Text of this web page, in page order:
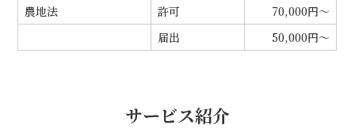
農地法
許可
70,000円～
届出
50,000円～
サービス紹介